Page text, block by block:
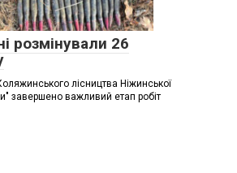
розмінували 26
лісництва Ніжинської
завершено важливий етап робіт